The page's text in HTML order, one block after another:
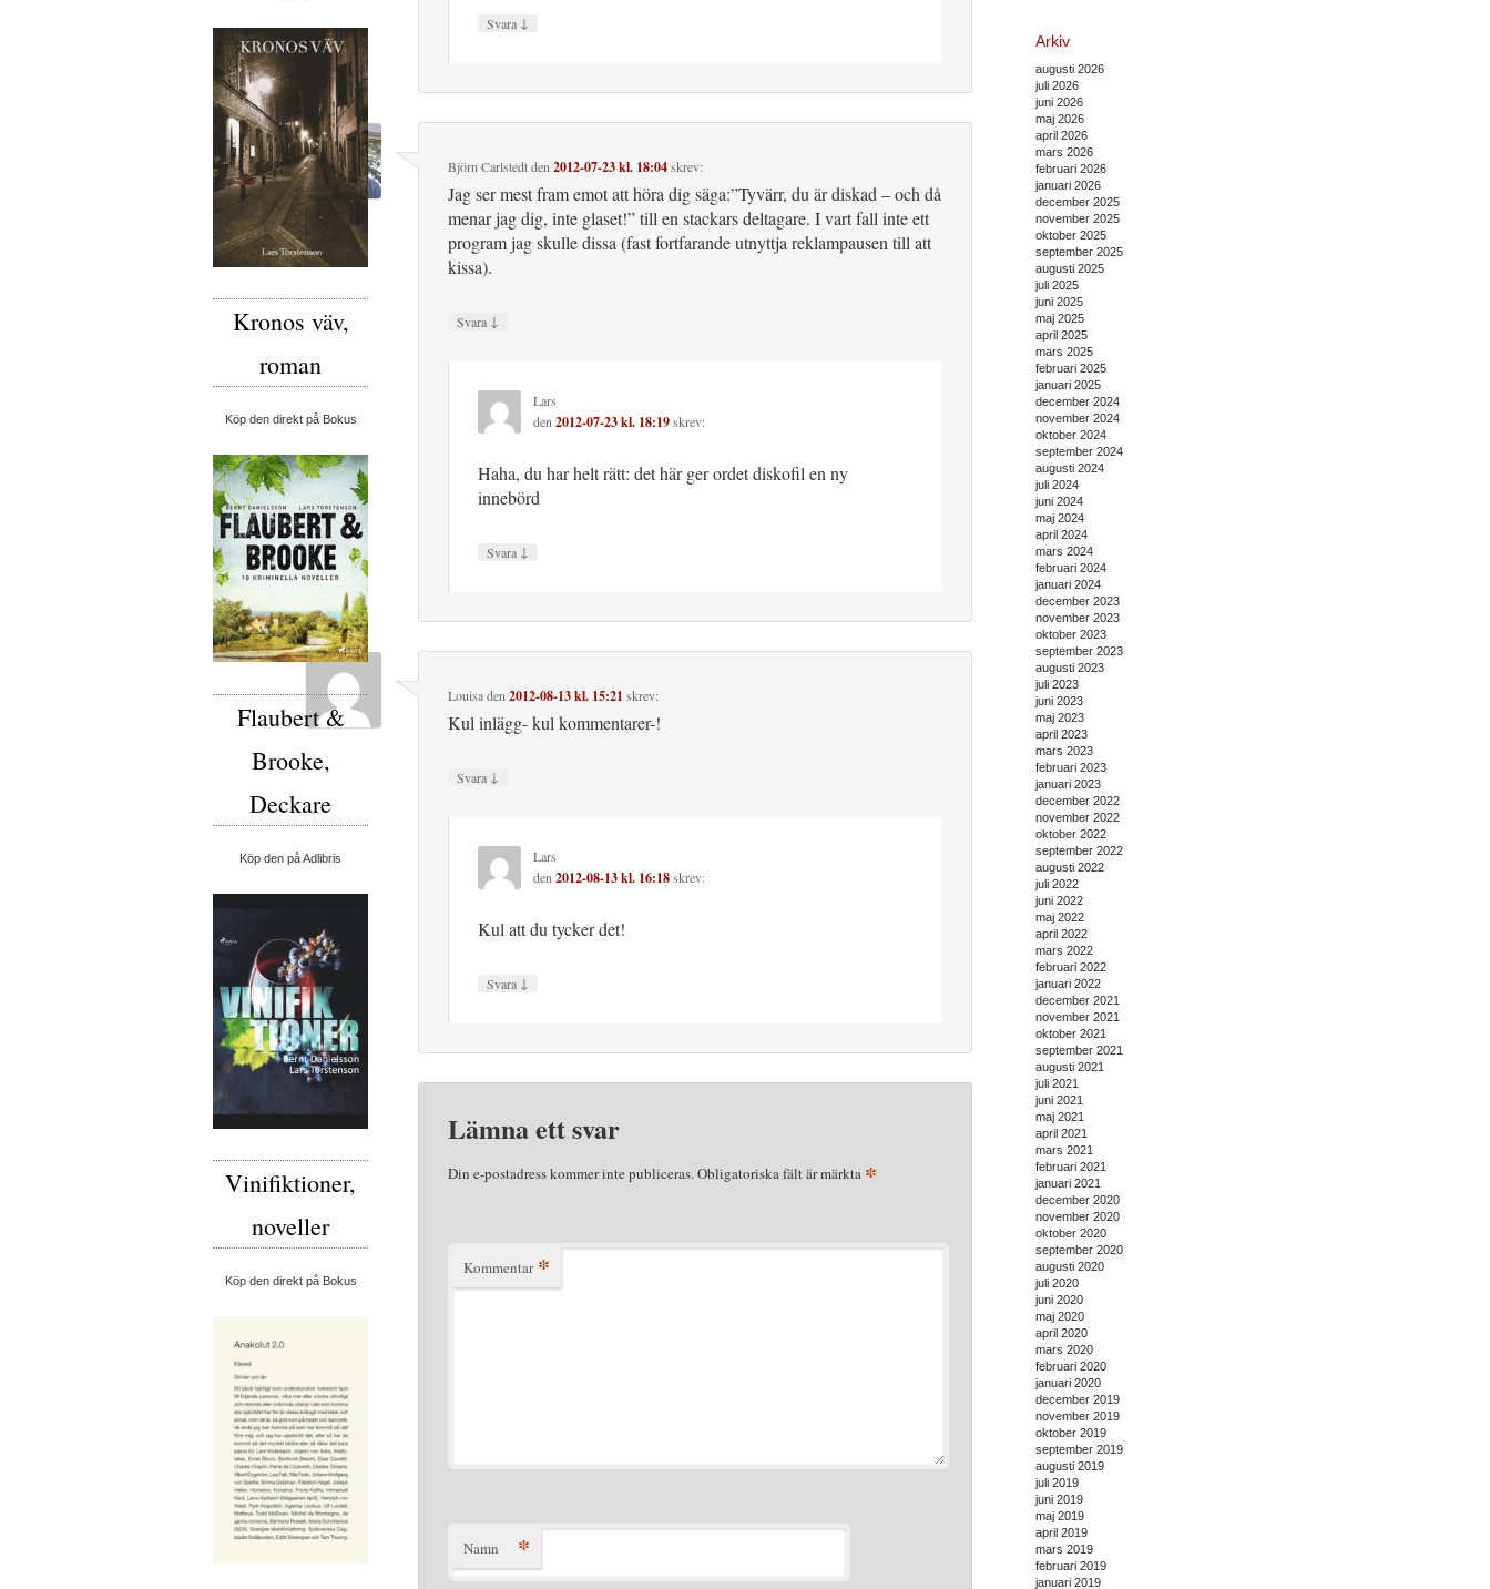
Svara ↓
Björn Carlstedtden 2012-07-23 kl. 18:04skrev:
Jag ser mest fram emot att höra dig säga:”Tyvärr, du är diskad – och då
menar jag dig, inte glaset!” till en stackars deltagare. I vart fall inte ett
program jag skulle dissa (fast fortfarande utnyttja reklampausen till att
kissa).
Svara ↓
Lars
den 2012-07-23 kl. 18:19skrev:
Haha, du har helt rätt: det här ger ordet diskofil en ny
innebörd
Svara ↓
Louisaden 2012-08-13 kl. 15:21 skrev:
Kul inlägg- kul kommentarer-!
Svara ↓
Lars
den 2012-08-13 kl. 16:18skrev:
Kul att du tycker det!
Svara ↓
Lämna ett svar
Din e-postadress kommer inte publiceras.Obligatoriska fält är märkta *
Kommentar *
Namn *
Arkiv
augusti 2026
juli 2026
juni 2026
maj 2026
april 2026
mars 2026
februari 2026
januari 2026
december 2025
november 2025
oktober 2025
september 2025
augusti 2025
juli 2025
juni 2025
maj 2025
april 2025
mars 2025
februari 2025
januari 2025
december 2024
november 2024
oktober 2024
september 2024
augusti 2024
juli 2024
juni 2024
maj 2024
april 2024
mars 2024
februari 2024
januari 2024
december 2023
november 2023
oktober 2023
september 2023
augusti 2023
juli 2023
juni 2023
maj 2023
april 2023
mars 2023
februari 2023
januari 2023
december 2022
november 2022
oktober 2022
september 2022
augusti 2022
juli 2022
juni 2022
maj 2022
april 2022
mars 2022
februari 2022
januari 2022
december 2021
november 2021
oktober 2021
september 2021
augusti 2021
juli 2021
juni 2021
maj 2021
april 2021
mars 2021
februari 2021
januari 2021
december 2020
november 2020
oktober 2020
september 2020
augusti 2020
juli 2020
juni 2020
maj 2020
april 2020
mars 2020
februari 2020
januari 2020
december 2019
november 2019
oktober 2019
september 2019
augusti 2019
juli 2019
juni 2019
maj 2019
april 2019
mars 2019
februari 2019
januari 2019
Kronos väv,
roman
Köp den direkt på Bokus
Flaubert &
Brooke,
Deckare
Köp den på Adlibris
Vinifiktioner,
noveller
Köp den direkt på Bokus